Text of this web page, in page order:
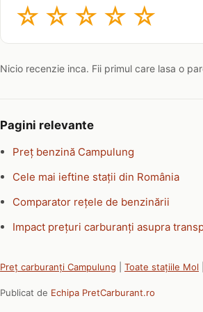
☆ ☆ ☆ ☆ ☆
Nicio recenzie inca. Fii primul care lasa o
Pagini relevante
Preț benzină Campulung
Cele mai ieftine stații din România
Comparator rețele de benzinării
Impact prețuri carburanți asupra
Preț carburanți Campulung Toate stațiile Mol
Publicat de Echipa PretCarburant.ro